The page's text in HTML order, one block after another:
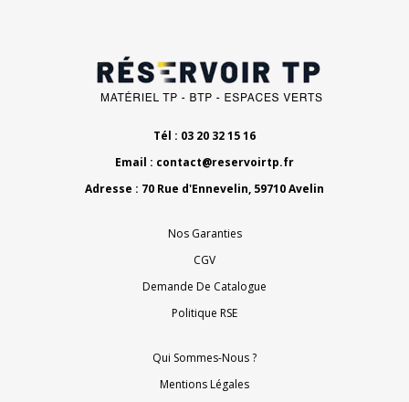
Tél : 03 20 32 15 16
Email : contact@reservoirtp.fr
Adresse : 70 Rue d'Ennevelin, 59710 Avelin
Nos Garanties
CGV
Demande De Catalogue
Politique RSE
Qui Sommes-Nous ?
Mentions Légales